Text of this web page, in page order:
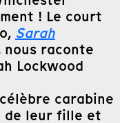
! Le court
Sarah
nous raconte
Lockwood
carabine
de leur fille et